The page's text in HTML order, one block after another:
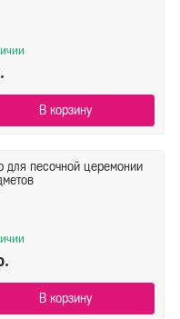
В корзину
для песочной церемонии
В корзину